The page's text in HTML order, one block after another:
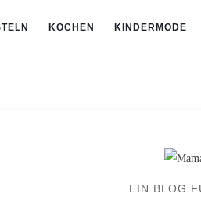
KOCHEN KINDERMODE
EIN BLOG